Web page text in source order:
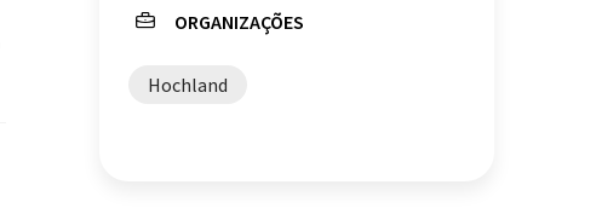
ORGANIZAÇÕES
Hochland